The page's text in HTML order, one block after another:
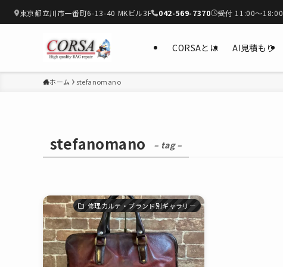
東京都立川市一番町6-13-40 MKビル3F 042-569-7370 受付 11:00〜18:00
CORSAとは AI見積もり
ホーム stefanomano
stefanomano – tag –
修理カルテ・ブランド別ギャラリー